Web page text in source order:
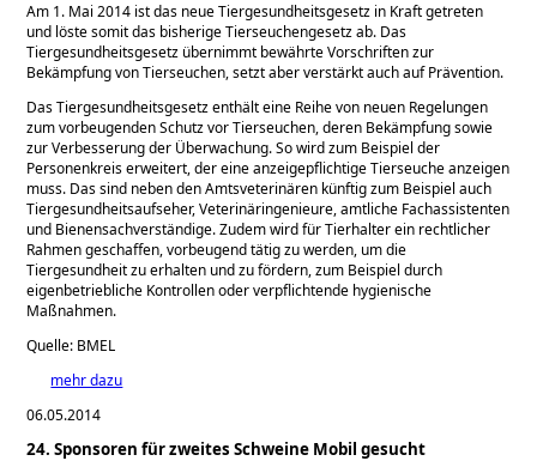
Am 1. Mai 2014 ist das neue Tiergesundheitsgesetz in Kraft getreten
und löste somit das bisherige Tierseuchengesetz ab. Das
Tiergesundheitsgesetz übernimmt bewährte Vorschriften zur
Bekämpfung von Tierseuchen, setzt aber verstärkt auch auf Prävention.
Das Tiergesundheitsgesetz enthält eine Reihe von neuen Regelungen
zum vorbeugenden Schutz vor Tierseuchen, deren Bekämpfung sowie
zur Verbesserung der Überwachung. So wird zum Beispiel der
Personenkreis erweitert, der eine anzeigepflichtige Tierseuche anzeigen
muss. Das sind neben den Amtsveterinären künftig zum Beispiel auch
Tiergesundheitsaufseher, Veterinäringenieure, amtliche Fachassistenten
und Bienensachverständige. Zudem wird für Tierhalter ein rechtlicher
Rahmen geschaffen, vorbeugend tätig zu werden, um die
Tiergesundheit zu erhalten und zu fördern, zum Beispiel durch
eigenbetriebliche Kontrollen oder verpflichtende hygienische
Maßnahmen.
Quelle: BMEL
mehr dazu
06.05.2014
24. Sponsoren für zweites Schweine Mobil gesucht